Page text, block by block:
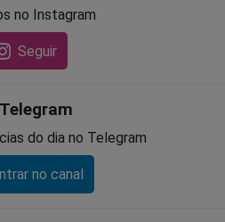
no Instagram
Seguir
Telegram
do dia no Telegram
no canal